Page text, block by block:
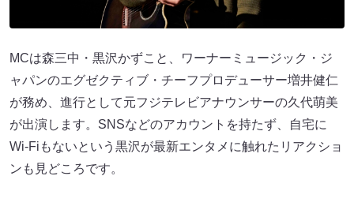
MCは森三中・黒沢かずこと、ワーナーミュージック・ジ
ャパンのエグゼクティブ・チーフプロデューサー増井健仁
が務め、進行として元フジテレビアナウンサーの久代萌美
が出演します。SNSなどのアカウントを持たず、自宅に
Wi-Fiもないという黒沢が最新エンタメに触れたリアクショ
ンも見どころです。